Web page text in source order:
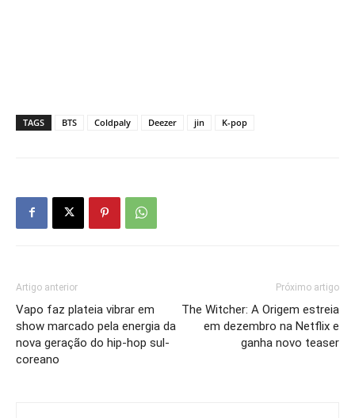
TAGS BTS Coldpaly Deezer jin K-pop
Artigo anterior
Vapo faz plateia vibrar em
show marcado pela energia da
nova geração do hip-hop sul-
coreano
Próximo artigo
The Witcher: A Origem estreia
em dezembro na Netflix e
ganha novo teaser